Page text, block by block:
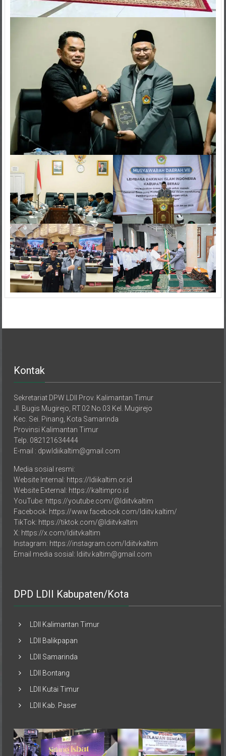
Jl. Bugis Mugirejo, RT.02 No.03 Kel. Mugirejo
Kec. Sei. Pinang, Kota Samarinda
Provinsi Kalimantan Timur
Telp. 082121634444
E-mail : dpwldiikaltim@gmail.com
Website Internal: https://ldiikaltim.or.id
Website External: https://kaltimpro.id
YouTube: https://youtube.com/@ldiitvkaltim
Facebook: https://www.facebook.com/ldiitv.kaltim/
TikTok: https://tiktok.com/@ldiitvkaltim
X: https://x.com/ldiitvkaltim
Instagram: https://instagram.com/ldiitvkaltim
Email media sosial: ldiitv.kaltim@gmail.com
LDII Samarinda
LDII Kutai Timur